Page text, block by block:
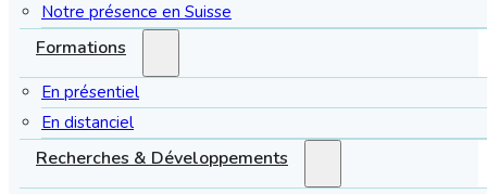
Notre présence en Suisse
Formations
En présentiel
En distanciel
Recherches & Développements